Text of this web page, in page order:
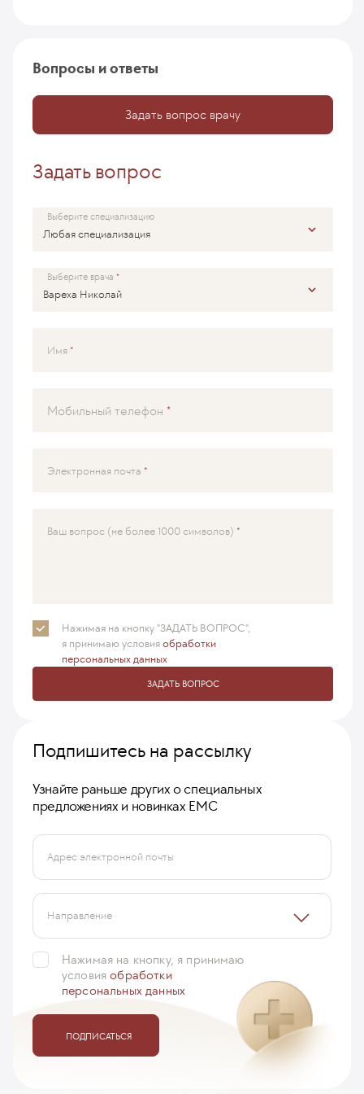
Вопросы и ответы
Задать вопрос врачу
Задать вопрос
Выберите специализацию
Выберите врача
Имя
Мобильный телефон
Электронная почта
Ваш вопрос (не более 1000 символов)
Нажимая на кнопку "ЗАДАТЬ ВОПРОС",
я принимаюусловияобработки
персональных данных
ЗАДАТЬ ВОПРОС
Подпишитесь на рассылку
Узнайте раньше других о специальных
предложениях и новинках ЕМС
Адрес электронной почты
Направление
Нажимая на кнопку, я принимаю
условияобработки
персональных данных
ПОДПИСАТЬСЯ